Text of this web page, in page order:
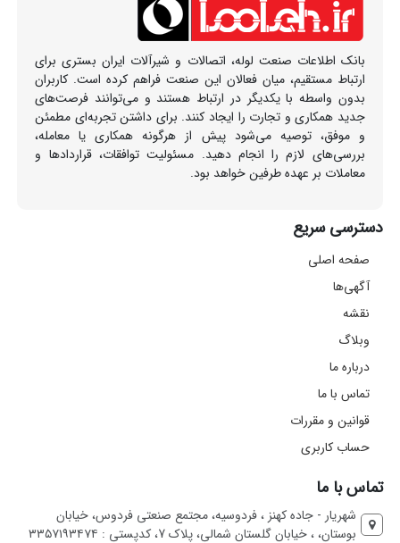
بانک اطلاعات صنعت لوله، اتصالات و شیرآلات ایران بستری برای
ارتباط مستقیم، میان فعالان این صنعت فراهم کرده است. کاربران
بدون واسطه با یکدیگر در ارتباط هستند و می‌توانند فرصت‌های
جدید همکاری و تجارت را ایجاد کنند. برای داشتن تجربه‌ای مطمئن
و موفق، توصیه می‌شود پیش از هرگونه همکاری یا معامله،
بررسی‌های لازم را انجام دهید. مسئولیت توافقات، قراردادها و
معاملات بر عهده طرفین خواهد بود.
دسترسی سریع
صفحه اصلی
آگهی‌ها
نقشه
وبلاگ
درباره ما
تماس با ما
قوانین و مقررات
حساب کاربری
تماس با ما
شهریار - جاده کهنز ، فردوسیه، مجتمع صنعتی فردوس، خیابان
بوستان، ، خیابان گلستان شمالی، پلاک 7، کدپستی : ۳۳۵۷۱۹۳۴۷۴